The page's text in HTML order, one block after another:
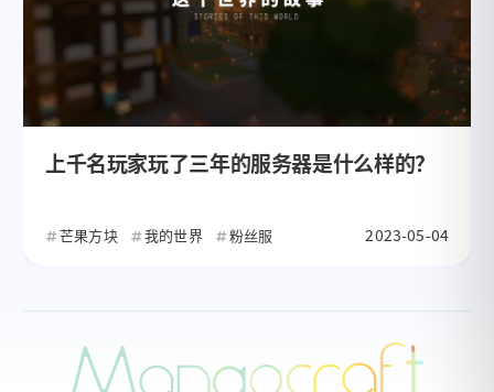
上千名玩家玩了三年的服务器是什么样的？
芒果方块 我的世界 粉丝服 2023-05-04